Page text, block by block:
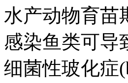
水产动物育苗
感染鱼类可导
细菌性玻化症